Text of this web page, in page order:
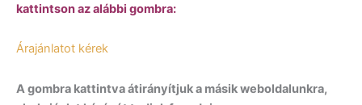
kattintson az alábbi gombra:
Árajánlatot kérek
A gombra kattintva átirányítjuk a másik weboldalunkra,